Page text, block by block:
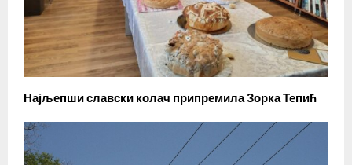
Најљепши славски колач припремила Зорка Тепић